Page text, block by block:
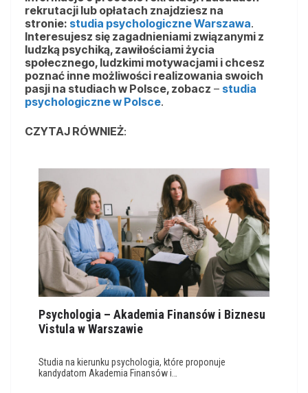
rekrutacji lub opłatach znajdziesz na
stronie: studia psychologiczne Warszawa.
Interesujesz się zagadnieniami związanymi z
ludzką psychiką, zawiłościami życia
społecznego, ludzkimi motywacjami i chcesz
poznać inne możliwości realizowania swoich
pasji na studiach w Polsce, zobacz – studia
psychologiczne w Polsce.
CZYTAJ RÓWNIEŻ:
Psychologia – Akademia Finansów i Biznesu
Vistula w Warszawie
Studia na kierunku psychologia, które proponuje
kandydatom Akademia Finansów i…